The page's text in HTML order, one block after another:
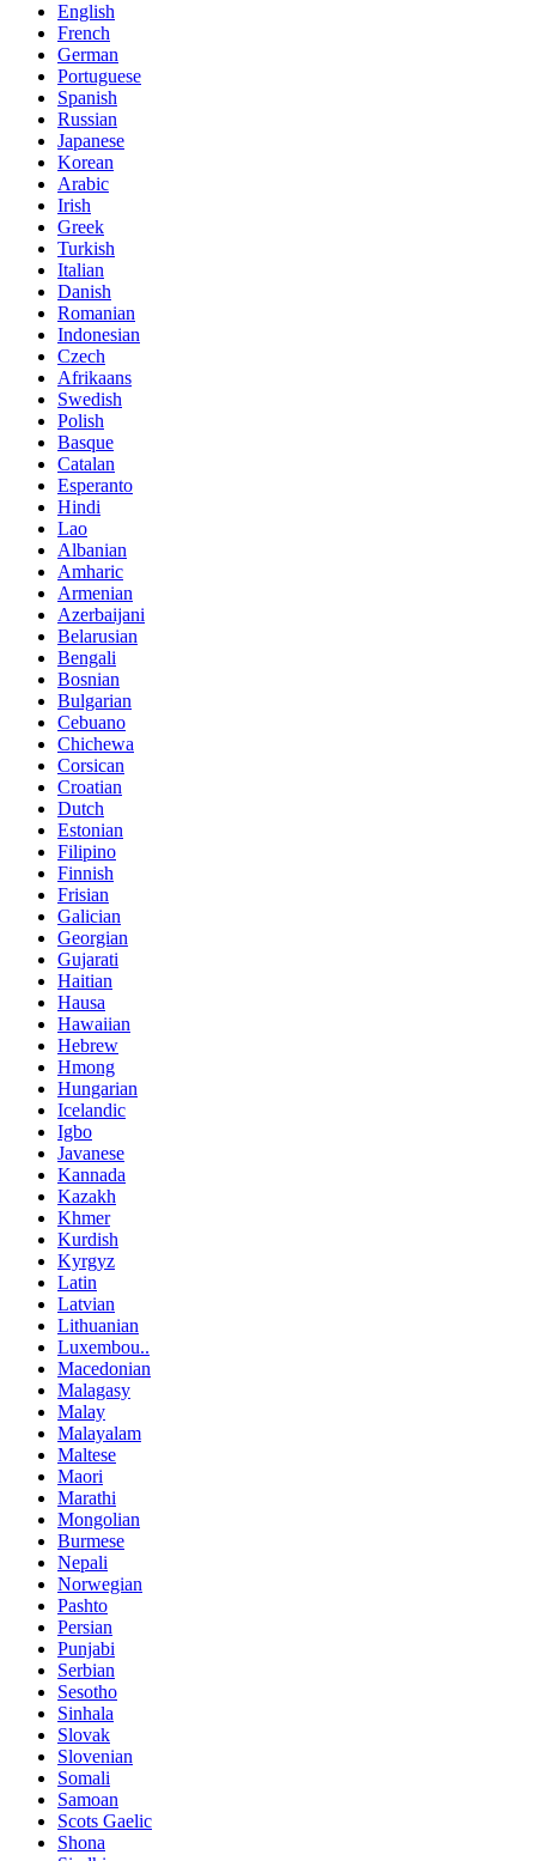
English
French
German
Portuguese
Spanish
Russian
Japanese
Korean
Arabic
Irish
Greek
Turkish
Italian
Danish
Romanian
Indonesian
Czech
Afrikaans
Swedish
Polish
Basque
Catalan
Esperanto
Hindi
Lao
Albanian
Amharic
Armenian
Azerbaijani
Belarusian
Bengali
Bosnian
Bulgarian
Cebuano
Chichewa
Corsican
Croatian
Dutch
Estonian
Filipino
Finnish
Frisian
Galician
Georgian
Gujarati
Haitian
Hausa
Hawaiian
Hebrew
Hmong
Hungarian
Icelandic
Igbo
Javanese
Kannada
Kazakh
Khmer
Kurdish
Kyrgyz
Latin
Latvian
Lithuanian
Luxembou..
Macedonian
Malagasy
Malay
Malayalam
Maltese
Maori
Marathi
Mongolian
Burmese
Nepali
Norwegian
Pashto
Persian
Punjabi
Serbian
Sesotho
Sinhala
Slovak
Slovenian
Somali
Samoan
Scots Gaelic
Shona